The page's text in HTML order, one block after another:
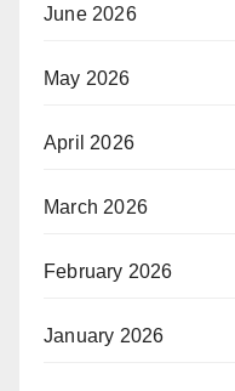
June 2026
May 2026
April 2026
March 2026
February 2026
January 2026